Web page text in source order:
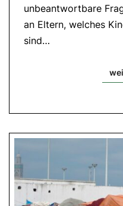
unbeantwortbare
an Eltern, welches
sind…